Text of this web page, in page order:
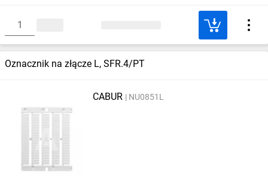
Oznacznik na złącze L, SFR.4/PT
CABUR NU0851L